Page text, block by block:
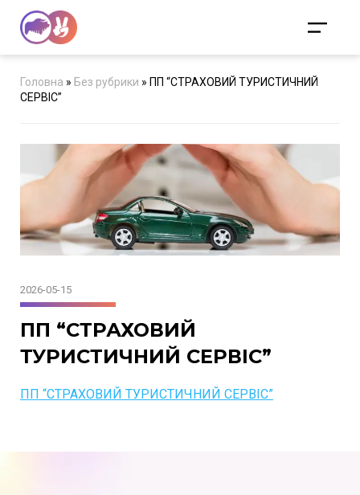
Головна » Без рубрики » ПП “СТРАХОВИЙ ТУРИСТИЧНИЙ
СЕРВІС”
2026-05-15
ПП “СТРАХОВИЙ
ТУРИСТИЧНИЙ СЕРВІС”
ПП “СТРАХОВИЙ ТУРИСТИЧНИЙ СЕРВІС”